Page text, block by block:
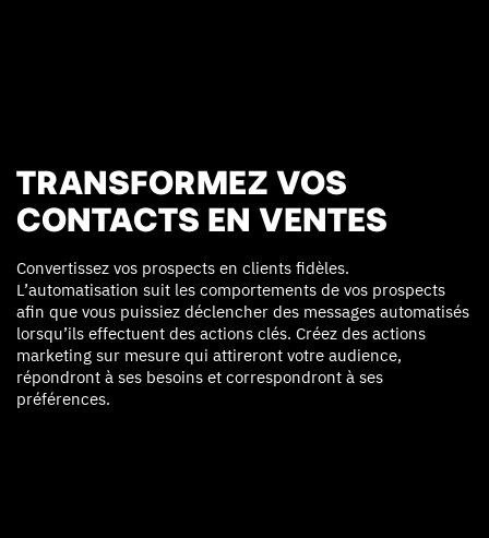
TRANSFORMEZ VOS
CONTACTS EN VENTES
Convertissez vos prospects en clients fidèles.
L’automatisation suit les comportements de vos prospects
afin que vous puissiez déclencher des messages automatisés
lorsqu’ils effectuent des actions clés. Créez des actions
marketing sur mesure qui attireront votre audience,
répondront à ses besoins et correspondront à ses
préférences.